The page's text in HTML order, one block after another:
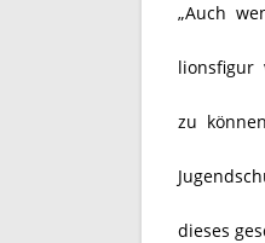
„Auch
lionsfigur
zu
dieses